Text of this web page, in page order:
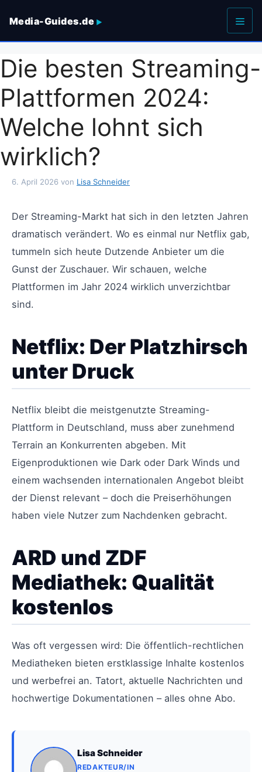
Inhalt
Media-Guides.de
Menü
Die besten Streaming-
Plattformen 2024:
Welche lohnt sich
wirklich?
6. April 2026 von Lisa Schneider
Der Streaming-Markt hat sich in den letzten Jahren
dramatisch verändert. Wo es einmal nur Netflix gab,
tummeln sich heute Dutzende Anbieter um die
Gunst der Zuschauer. Wir schauen, welche
Plattformen im Jahr 2024 wirklich unverzichtbar
sind.
Netflix: Der Platzhirsch
unter Druck
Netflix bleibt die meistgenutzte Streaming-
Plattform in Deutschland, muss aber zunehmend
Terrain an Konkurrenten abgeben. Mit
Eigenproduktionen wie Dark oder Dark Winds und
einem wachsenden internationalen Angebot bleibt
der Dienst relevant – doch die Preiserhöhungen
haben viele Nutzer zum Nachdenken gebracht.
ARD und ZDF
Mediathek: Qualität
kostenlos
Was oft vergessen wird: Die öffentlich-rechtlichen
Mediatheken bieten erstklassige Inhalte kostenlos
und werbefrei an. Tatort, aktuelle Nachrichten und
hochwertige Dokumentationen – alles ohne Abo.
Lisa Schneider
REDAKTEUR/IN